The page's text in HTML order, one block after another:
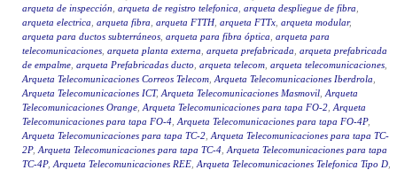
arqueta de inspección arqueta de registro telefonica arqueta despliegue de fibra
arqueta electrica arqueta fibra arqueta FTTH, arqueta FTTx arqueta modular,
arqueta para ductos subterráneos arqueta para fibra óptica arqueta para
telecomunicaciones arqueta planta externa arqueta prefabricada arqueta prefabricada
de empalme arqueta Prefabricadas ducto arqueta telecom arqueta telecomunicaciones
Arqueta Telecomunicaciones Correos Telecom Arqueta Telecomunicaciones Iberdrola
Arqueta Telecomunicaciones ICT, Arqueta Telecomunicaciones Masmovil Arqueta
Telecomunicaciones Orange Arqueta Telecomunicaciones para tapa FO-2 Arqueta
Telecomunicaciones para tapa FO-4 Arqueta Telecomunicaciones para tapa FO-4P,
Arqueta Telecomunicaciones para tapa TC-2 Arqueta Telecomunicaciones para tapa TC-
2P, Arqueta Telecomunicaciones para tapa TC-4 Arqueta Telecomunicaciones para tapa
TC-4P, Arqueta Telecomunicaciones REE Arqueta Telecomunicaciones Telefonica Tipo D